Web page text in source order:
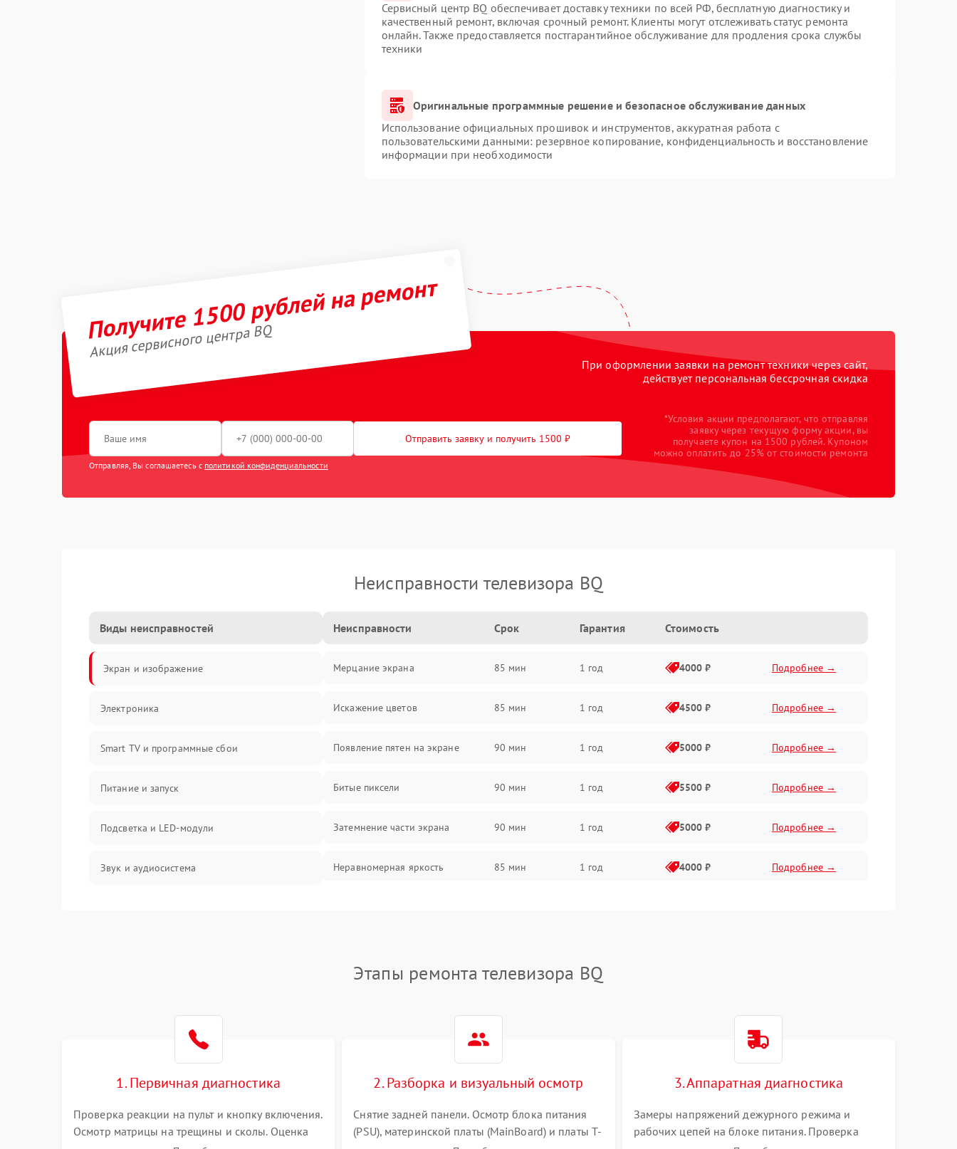
Сервисный центр BQ обеспечивает доставку техники по всей РФ, бесплатную диагностику и
качественный ремонт, включая срочный ремонт. Клиенты могут отслеживать статус ремонта
онлайн. Также предоставляется постгарантийное обслуживание для продления срока службы
техники
Оригинальные программные решение и безопасное обслуживание данных
Использование официальных прошивок и инструментов, аккуратная работа с
пользовательскими данными: резервное копирование, конфиденциальность и восстановление
информации при необходимости
Получите 1500 рублей на ремонт
Акция сервисного центра BQ
При оформлении заявки на ремонт техники через сайт,
действует персональная бессрочная скидка
Отправить заявку и получить 1500 ₽
Отправляя, Вы соглашаетесь с политикой конфиденциальности
*Условия акции предполагают, что отправляя
заявку через текущую форму акции, вы
получаете купон на 1500 рублей. Купоном
можно оплатить до 25% от стоимости ремонта
Неисправности телевизора BQ
Виды неисправностей
Экран и изображение
Электроника
Smart TV и программные сбои
Питание и запуск
Подсветка и LED-модули
Звук и аудиосистема
Программное обеспечение
Корпус и механика
Неисправности Срок Гарантия Стоимость
Мерцание экрана 85 мин 1 год 4000 ₽ Подробнее →
Искажение цветов 85 мин 1 год 4500 ₽ Подробнее →
Появление пятен на экране 90 мин 1 год 5000 ₽ Подробнее →
Битые пиксели 90 мин 1 год 5500 ₽ Подробнее →
Затемнение части экрана 90 мин 1 год 5000 ₽ Подробнее →
Неравномерная яркость 85 мин 1 год 4000 ₽ Подробнее →
Этапы ремонта телевизора BQ
1. Первичная диагностика
Проверка реакции на пульт и кнопку включения.
Осмотр матрицы на трещины и сколы. Оценка
2. Разборка и визуальный осмотр
Снятие задней панели. Осмотр блока питания
(PSU), материнской платы (MainBoard) и платы T-
3. Аппаратная диагностика
Замеры напряжений дежурного режима и
рабочих цепей на блоке питания. Проверка